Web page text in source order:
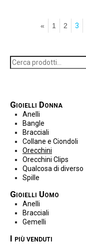
« 1 2 3
Gioielli Donna
Anelli
Bangle
Bracciali
Collane e Ciondoli
Orecchini
Orecchini Clips
Qualcosa di diverso
Spille
Gioielli Uomo
Anelli
Bracciali
Gemelli
I più venduti